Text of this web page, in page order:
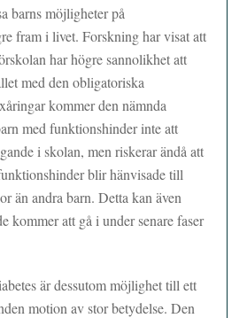
barns möjligheter på
fram i livet. Forskning har visat att
har högre sannolikhet att
med den obligatoriska
kommer den nämnda
med funktionshinder inte att
i skolan, men riskerar ändå att
blir hänvisade till
än andra barn. Detta kan även
kommer att gå i under senare faser
är dessutom möjlighet till ett
motion av stor betydelse. Den